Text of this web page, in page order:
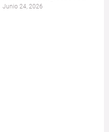
Junio 24, 2026